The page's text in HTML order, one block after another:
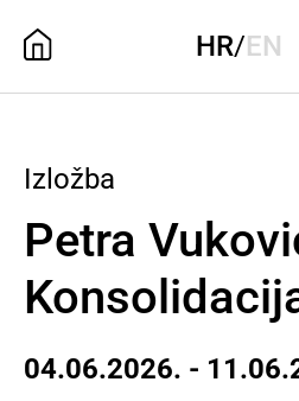
HR/EN
Izložba
Petra
04.06.2026. -